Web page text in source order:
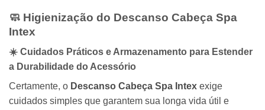
🧼 Higienização do Descanso Cabeça Spa
Intex
☀️ Cuidados Práticos e Armazenamento para Estender
a Durabilidade do Acessório
Certamente, o Descanso Cabeça Spa Intex exige
cuidados simples que garantem sua longa vida útil e